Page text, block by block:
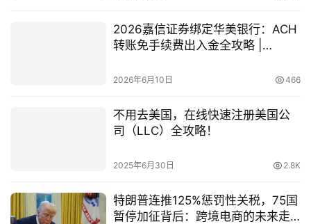
2026嘉信证券绑定华美银行：ACH
转账免手续费出入金全攻略 |
2026年6月10日 466
不用去美国，在线快速注册美国公
司（LLC）全攻略！
2025年6月30日 2.8K
特朗普连推125%惩罚性关税，75国
暂停加征背后：跨境电商的未来走